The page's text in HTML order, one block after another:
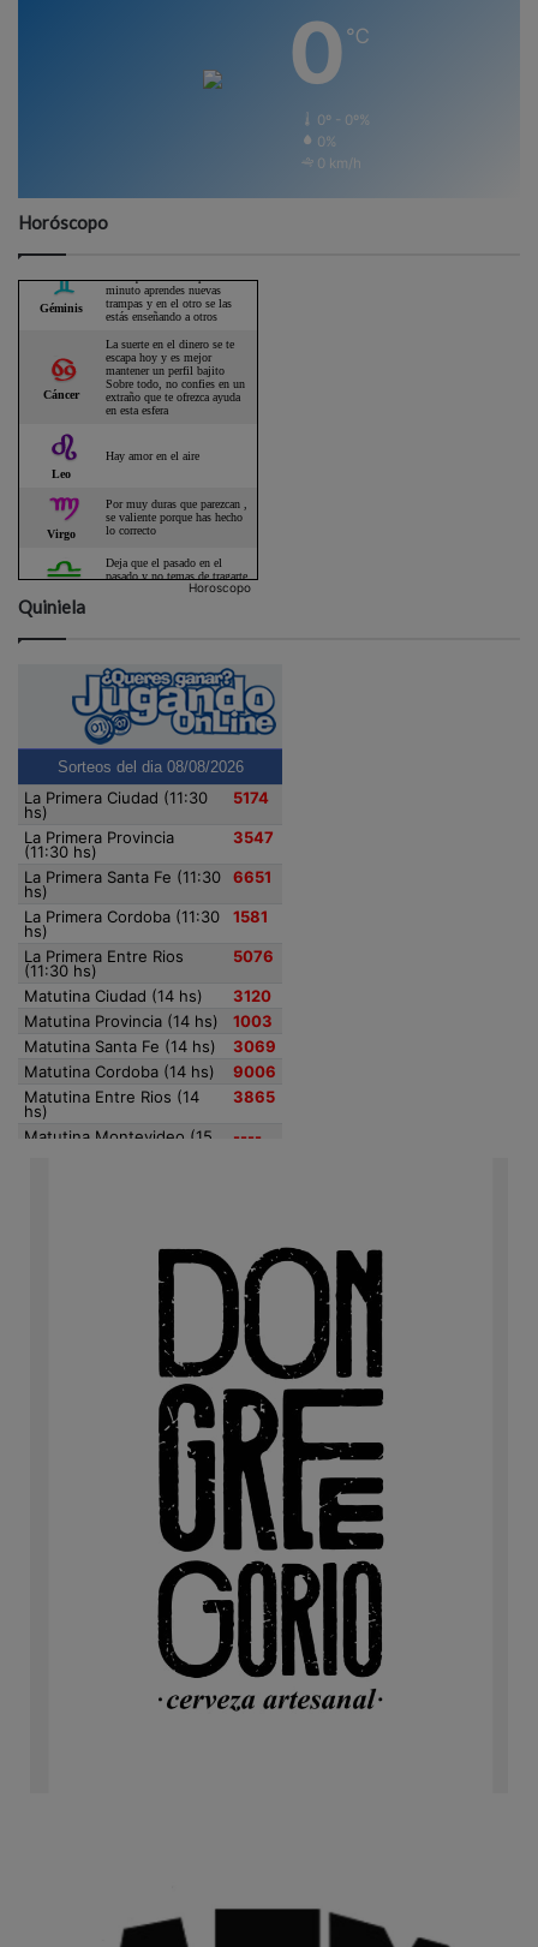
0 ℃
0º - 0º%
0%
0 km/h
Horóscopo
Horoscopo
Quiniela